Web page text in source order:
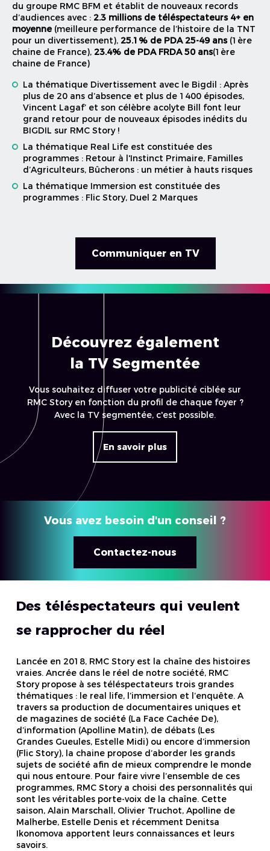
du groupe RMC BFM et établit de nouveaux records
d’audiences avec : 2.3 millions de téléspectateurs 4+ en
moyenne (meilleure performance de l’histoire de la TNT
pour un divertissement), 25.1% de PDA 25-49 ans(1ère
chaine de France), 23.4% de PDA FRDA 50 ans(1ère
chaine de France)
La thématique Divertissement avec le Bigdil : Après
plus de 20 ans d’absence et plus de 1400 épisodes,
Vincent Lagaf’ et son célèbre acolyte Bill font leur
grand retour pour de nouveaux épisodes inédits du
BIGDIL sur RMC Story !
La thématique Real Life est constituée des
programmes : Retour à l'Instinct Primaire, Familles
d’Agriculteurs, Bûcherons : un métier à hauts risques
La thématique Immersion est constituée des
programmes : Flic Story, Duel 2 Marques
Communiquer en TV
Découvrez également
la TV Segmentée
Vous souhaitez diffuser votre publicité ciblée sur
RMC Story en fonction du profil de chaque foyer ?
Avec la TV segmentée, c'est possible.
En savoir plus
Vous avez besoin d'un conseil ?
Contactez-nous
Des téléspectateurs qui veulent
se rapprocher du réel
Lancée en 2018, RMC Story est la chaîne des histoires
vraies. Ancrée dans le réel de notre société, RMC
Story propose à ses téléspectateurs trois grandes
thématiques : le real life, l’immersion et l’enquête. A
travers sa production de documentaires uniques et
de magazines de société (La Face Cachée De),
d’information (Apolline Matin), de débats (Les
Grandes Gueules, Estelle Midi) ou encore d’immersion
(Flic Story), la chaine propose d’aborder les grands
sujets de société afin de mieux comprendre le monde
qui nous entoure. Pour faire vivre l’ensemble de ces
programmes, RMC Story a choisi des personnalités qui
sont les véritables porte-voix de la chaîne. Cette
saison, Alain Marschall, Olivier Truchot, Apolline de
Malherbe, Estelle Denis et récemment Denitsa
Ikonomova apportent leurs connaissances et leurs
savoirs.